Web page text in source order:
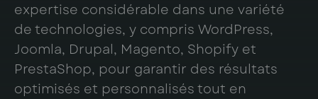
expertise considérable dans une variété
de technologies, y compris WordPress,
Joomla, Drupal, Magento, Shopify et
PrestaShop, pour garantir des résultats
optimisés et personnalisés tout en